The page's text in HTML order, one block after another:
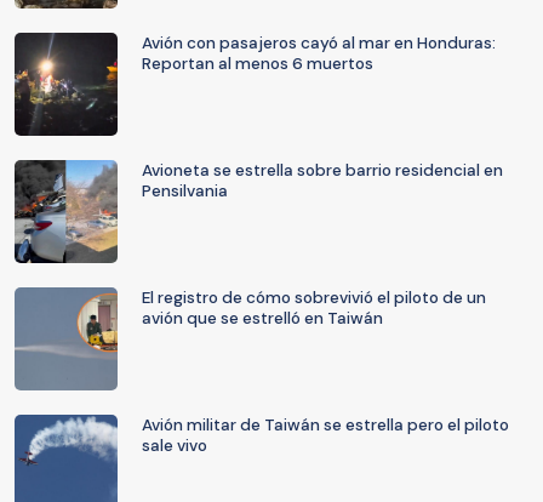
Avión con pasajeros cayó al mar en Honduras:
Reportan al menos 6 muertos
Avioneta se estrella sobre barrio residencial en
Pensilvania
El registro de cómo sobrevivió el piloto de un
avión que se estrelló en Taiwán
Avión militar de Taiwán se estrella pero el piloto
sale vivo